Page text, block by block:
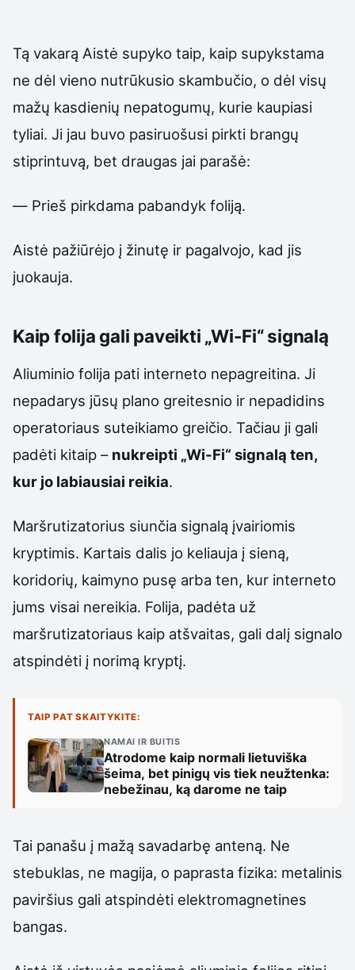
Tą vakarą Aistė supyko taip, kaip supykstama
ne dėl vieno nutrūkusio skambučio, o dėl visų
mažų kasdienių nepatogumų, kurie kaupiasi
tyliai. Ji jau buvo pasiruošusi pirkti brangų
stiprintuvą, bet draugas jai parašė:
— Prieš pirkdama pabandyk foliją.
Aistė pažiūrėjo į žinutę ir pagalvojo, kad jis
juokauja.
Kaip folija gali paveikti „Wi-Fi“ signalą
Aliuminio folija pati interneto nepagreitina. Ji
nepadarys jūsų plano greitesnio ir nepadidins
operatoriaus suteikiamo greičio. Tačiau ji gali
padėti kitaip – nukreipti „Wi-Fi“ signalą ten,
kur jo labiausiai reikia.
Maršrutizatorius siunčia signalą įvairiomis
kryptimis. Kartais dalis jo keliauja į sieną,
koridorių, kaimyno pusę arba ten, kur interneto
jums visai nereikia. Folija, padėta už
maršrutizatoriaus kaip atšvaitas, gali dalį signalo
atspindėti į norimą kryptį.
TAIP PAT SKAITYKITE:
NAMAI IR BUITIS
Atrodome kaip normali lietuviška
šeima, bet pinigų vis tiek neužtenka:
nebežinau, ką darome ne taip
Tai panašu į mažą savadarbę anteną. Ne
stebuklas, ne magija, o paprasta fizika: metalinis
paviršius gali atspindėti elektromagnetines
bangas.